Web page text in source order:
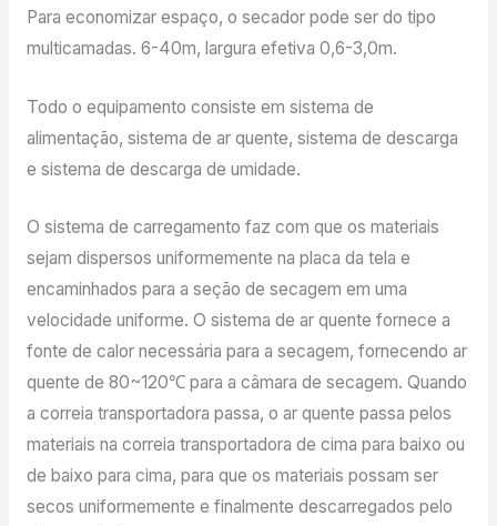
Para economizar espaço, o secador pode ser do tipo
multicamadas. 6-40m, largura efetiva 0,6-3,0m.
Todo o equipamento consiste em sistema de
alimentação, sistema de ar quente, sistema de descarga
e sistema de descarga de umidade.
O sistema de carregamento faz com que os materiais
sejam dispersos uniformemente na placa da tela e
encaminhados para a seção de secagem em uma
velocidade uniforme. O sistema de ar quente fornece a
fonte de calor necessária para a secagem, fornecendo ar
quente de 80~120℃ para a câmara de secagem. Quando
a correia transportadora passa, o ar quente passa pelos
materiais na correia transportadora de cima para baixo ou
de baixo para cima, para que os materiais possam ser
secos uniformemente e finalmente descarregados pelo